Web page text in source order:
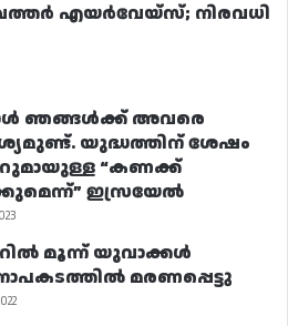
ഖത്തർ എയർവേയ്‌സ്; നിരവധി
ഞങ്ങൾക്ക് അവരെ
യുദ്ധത്തിന് ശേഷം
“കണക്ക്
ഇസ്രയേൽ
മൂന്ന് യുവാക്കൾ
മരണപ്പെട്ടു